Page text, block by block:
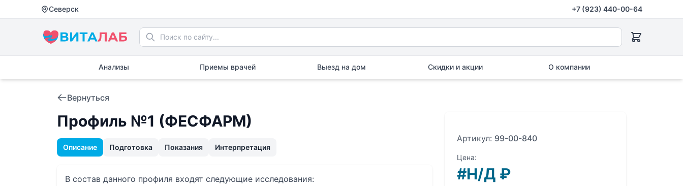
Северск +7 (923) 440-00-64
Анализы Приемы врачей Выезд на дом Скидки и акции О компании
Вернуться
Профиль №1 (ФЕСФАРМ)
Описание Подготовка Показания Интерпретация
В состав данного профиля входят следующие исследования:
Артикул: 99-00-840
Цена:
#Н/Д ₽